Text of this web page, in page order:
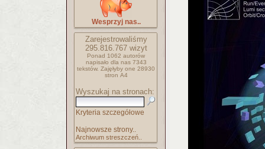
Wesprzyj nas..
Zarejestrowaliśmy
295.816.767wizyt
Ponad 1062 autorów
napisało dla nas 7343
tekstów. Zajęłyby one 28930
stron A4
Wyszukaj na stronach:
Kryteria szczegółowe
Najnowsze strony..
Archiwum streszczeń..